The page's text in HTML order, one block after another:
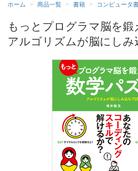
ホーム 商品一覧 書籍 コンピュータ
もっとプログラマ脳を
アルゴリズムが脳にしみ